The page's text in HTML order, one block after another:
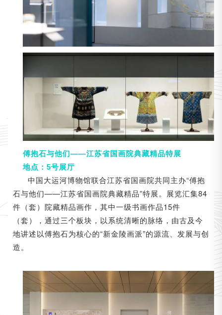
傅抱石与他们——江苏省国画院典藏精品特展
地点：5号展厅
中国大运河博物馆联合江苏省国画院共同主办“傅抱
石与他们——江苏省国画院典藏精品”特展。展览汇集84
件（套）院藏精品画作，其中一级书画作品15件
（套），通过三个板块，以系统清晰的脉络，由古及今
地讲述以傅抱石为核心的“新金陵画派”的源流、发展与创
造。